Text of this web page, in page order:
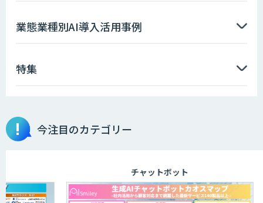
業態業種別AI導入活用事例
特集
今注目のカテゴリー
チャットボット